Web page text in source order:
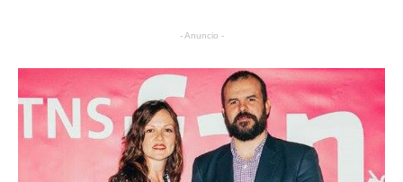
- Anuncio -